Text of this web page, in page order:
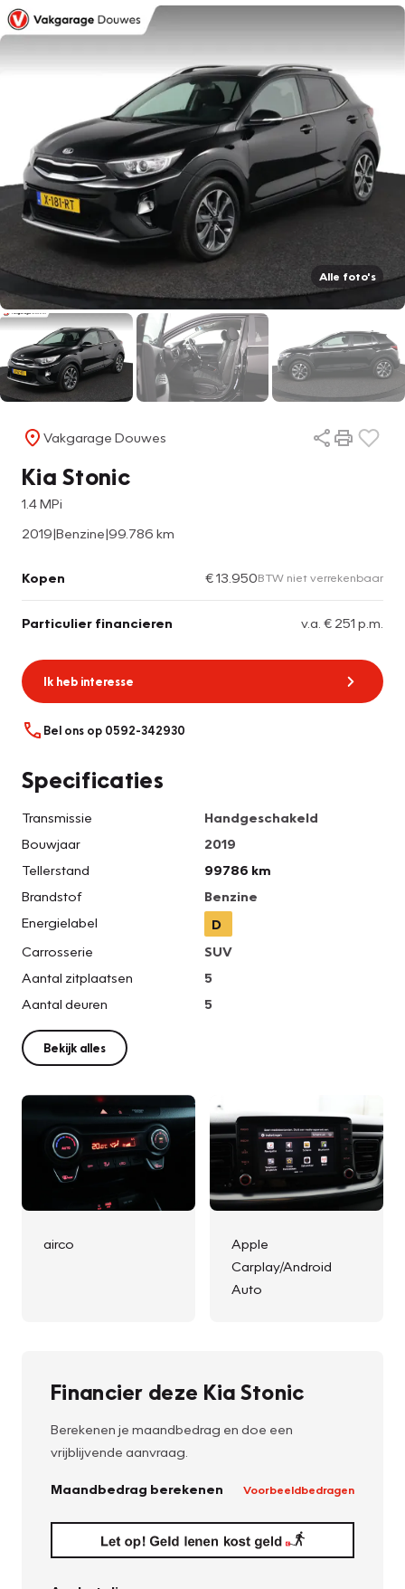
Alle foto's
Vakgarage Douwes
Kia Stonic
1.4 MPi
2019|Benzine|99.786 km
Kopen € 13.950BTW niet verrekenbaar
Particulier financieren v.a. € 251 p.m.
Ik heb interesse
Bel ons op 0592-342930
Specificaties
Transmissie
Handgeschakeld
Bouwjaar
2019
Tellerstand
99786 km
Brandstof
Benzine
Energielabel
D
Carrosserie
SUV
Aantal zitplaatsen
5
Aantal deuren
5
Bekijk alles
airco
Apple
Carplay/Android
Auto
Financier deze Kia Stonic
Berekenen je maandbedrag en doe een
vrijblijvende aanvraag.
Maandbedrag berekenen Voorbeeldbedragen